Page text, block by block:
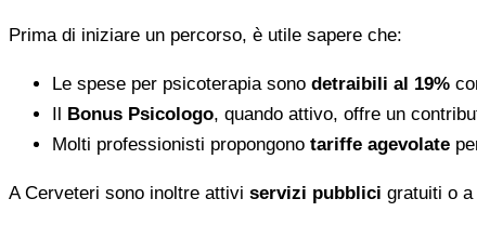
Prima di iniziare un percorso, è utile sapere che:
Le spese per psicoterapia sono detraibili al 19%
Il Bonus Psicologo, quando attivo, offre un
Molti professionisti propongono tariffe agevolate
A Cerveteri sono inoltre attivi servizi pubblici gratuiti o